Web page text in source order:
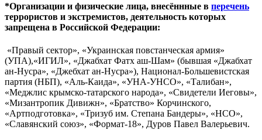
*Организации и физические лица, внесённные в перечень
террористов и экстремистов, деятельность которых
запрещена в Российской Федерации:
«Правый сектор», «Украинская повстанческая армия»
(УПА),«ИГИЛ», «Джабхат Фатх аш-Шам» (бывшая «Джабхат
ан-Нусра», «Джебхат ан-Нусра»), Национал-Большевистская
партия (НБП), «Аль-Каида», «УНА-УНСО», «Талибан»,
«Меджлис крымско-татарского народа», «Свидетели Иеговы»,
«Мизантропик Дивижн», «Братство» Корчинского,
«Артподготовка», «Тризуб им. Степана Бандеры», «НСО»,
«Славянский союз», «Формат-18», Дуров Павел Валерьевич.